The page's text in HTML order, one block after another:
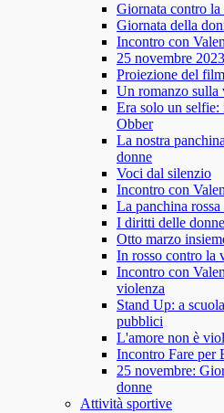
Giornata contro
Giornata della
Incontro con
25 novembre 2023
Proiezione del
Un romanzo sulla
Era solo un selfie:
Obber
La nostra
donne
Voci dal silenzio
Incontro con
La panchina
I diritti delle donne
Otto marzo
In rosso contro la
Incontro con
violenza
Stand Up: a
pubblici
L'amore non è
Incontro Fare per
25 novembre:
donne
Attività sportive